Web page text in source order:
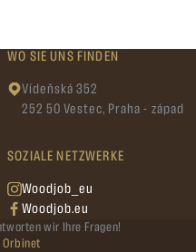
WO SIE UNS FINDEN
Vídeňská 352
252 50 Vestec, Praha - západ
SOZIALE NETZWERKE
Woodjob_eu
Woodjob.eu
wir Ihre Fragen!
Orbinet